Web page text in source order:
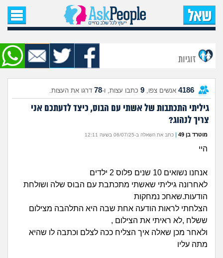
עמוד הבית
שאל שאלה
שאלות חדשות
שאלות שעוררו עניין
מתחם הטיפים
זוגיות
4186 אנשים צפו, 9 כתבו עצות, ו-78 דרגו את העצות.
גיליתי התכתבות של אשתי עם הבוס, כיצד לדעתכם אני
צריך לנהוג?
מוטרד בן 49 | כתב את השאלה ב-06/07/25 בשעה 12:11
היי
אנחנו נשואים 10 שנים פלוס 2 ילדים
לאחרונה גיליתי שאשתי מתכתבת עם הבוס שלה ושולחת
הודעות.שאחכ נמחקות
הצלחתי לראות הודעה אחת שבה היא התלהבה מצילום
ששלח ,לא ראיתי את הצילום ,
ולאחר מכן שאלה איך הצליח ככה לצלם וכתבה לו שהיא
מתה עליו